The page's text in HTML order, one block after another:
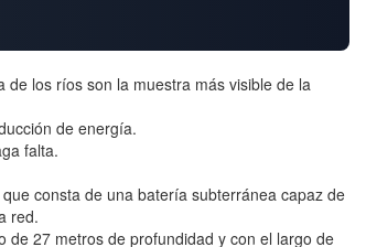
los ríos son la muestra más visible de la
de energía.
falta.
consta de una batería subterránea capaz de
red.
27 metros de profundidad y con el largo de